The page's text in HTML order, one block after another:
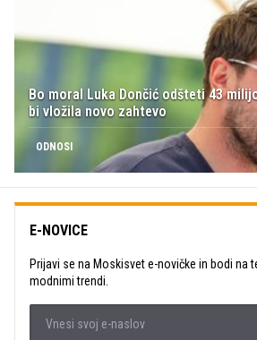
Bo moral Luka Dončić odšteti 43
bi vložila novo zahtevo
ODNOSI
E-NOVICE
Prijavi se na Moskisvet e-novičke in bodi na
modnimi trendi.